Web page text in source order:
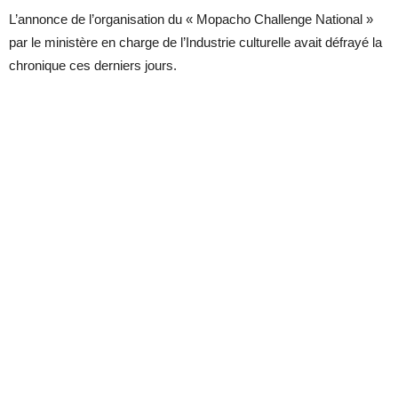
L’annonce de l’organisation du « Mopacho Challenge National »
par le ministère en charge de l’Industrie culturelle avait défrayé la
chronique ces derniers jours.